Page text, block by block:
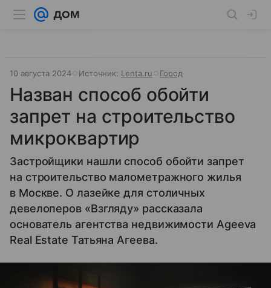
10 августа 2024 Источник: Lenta.ru Город
Назван способ обойти
запрет на строительство
микроквартир
Застройщики нашли способ обойти запрет
на строительство малометражного жилья
в Москве. О лазейке для столичных
девелоперов «Взгляду» рассказала
основатель агентства недвижимости Ageeva
Real Estate Татьяна Агеева.